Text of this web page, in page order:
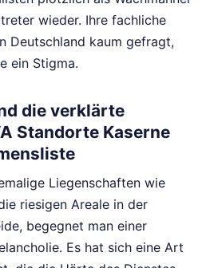
wieder. Ihre fachliche
Deutschland kaum gefragt,
ein Stigma.
die verklärte
Standorte Kaserne
Liegenschaften wie
riesigen Areale in der
begegnet man einer
Es hat sich eine Art